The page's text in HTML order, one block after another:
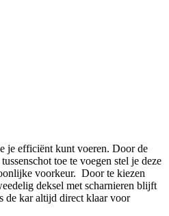
je efficiënt kunt voeren. Door de
toe te voegen stel je deze
voorkeur. Door te kiezen
deksel met scharnieren blijft
de kar altijd direct klaar voor